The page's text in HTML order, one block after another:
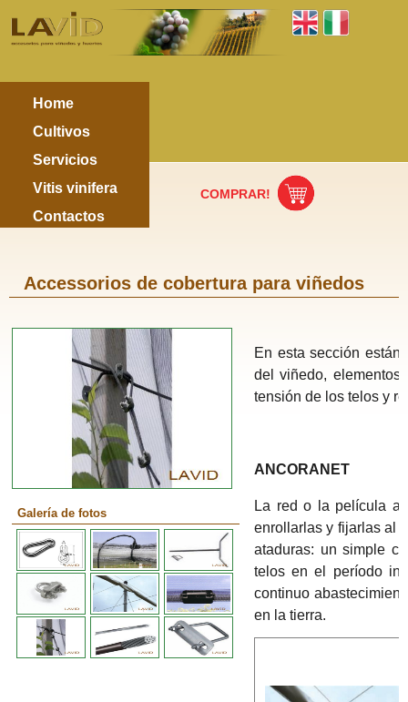
Home
Cultivos
Servicios
Vitis vinifera
Contactos
COMPRAR!
Accessorios de cobertura para viñedos
Galería de fotos
En esta sección están
del viñedo,
tensión de los telos y
ANCORANET
La red o la película
enrollarlas y fijarlas al
ataduras: un simple
telos en el período
continuo
en la tierra.